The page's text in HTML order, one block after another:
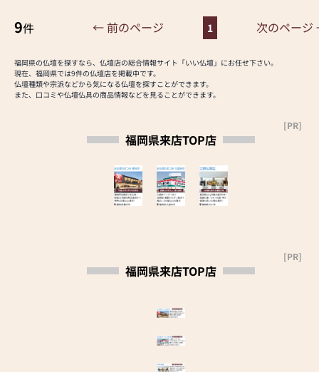
をいたします。
しては、クーポンご利用いた
だけません（ギフト券対象
外）のでご了承ください。
9件 ← 前のページ 1 次のペー
福岡県の仏壇を探すなら、仏壇店の総合情報サイト「いい仏壇」にお任せ下さい。
現在、福岡県では9件の仏壇店を掲載中です。
仏壇種類や宗派などから気になる仏壇を探すことができます。
また、口コミや仏壇仏具の商品情報などを見ることができます。
福岡県来店TOP店
[PR]
福岡県来店TOP店
[PR]